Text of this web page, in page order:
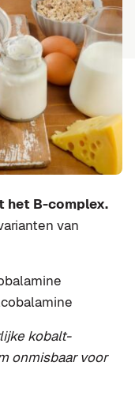
het B-complex.
van
kobalt-
onmisbaar voor